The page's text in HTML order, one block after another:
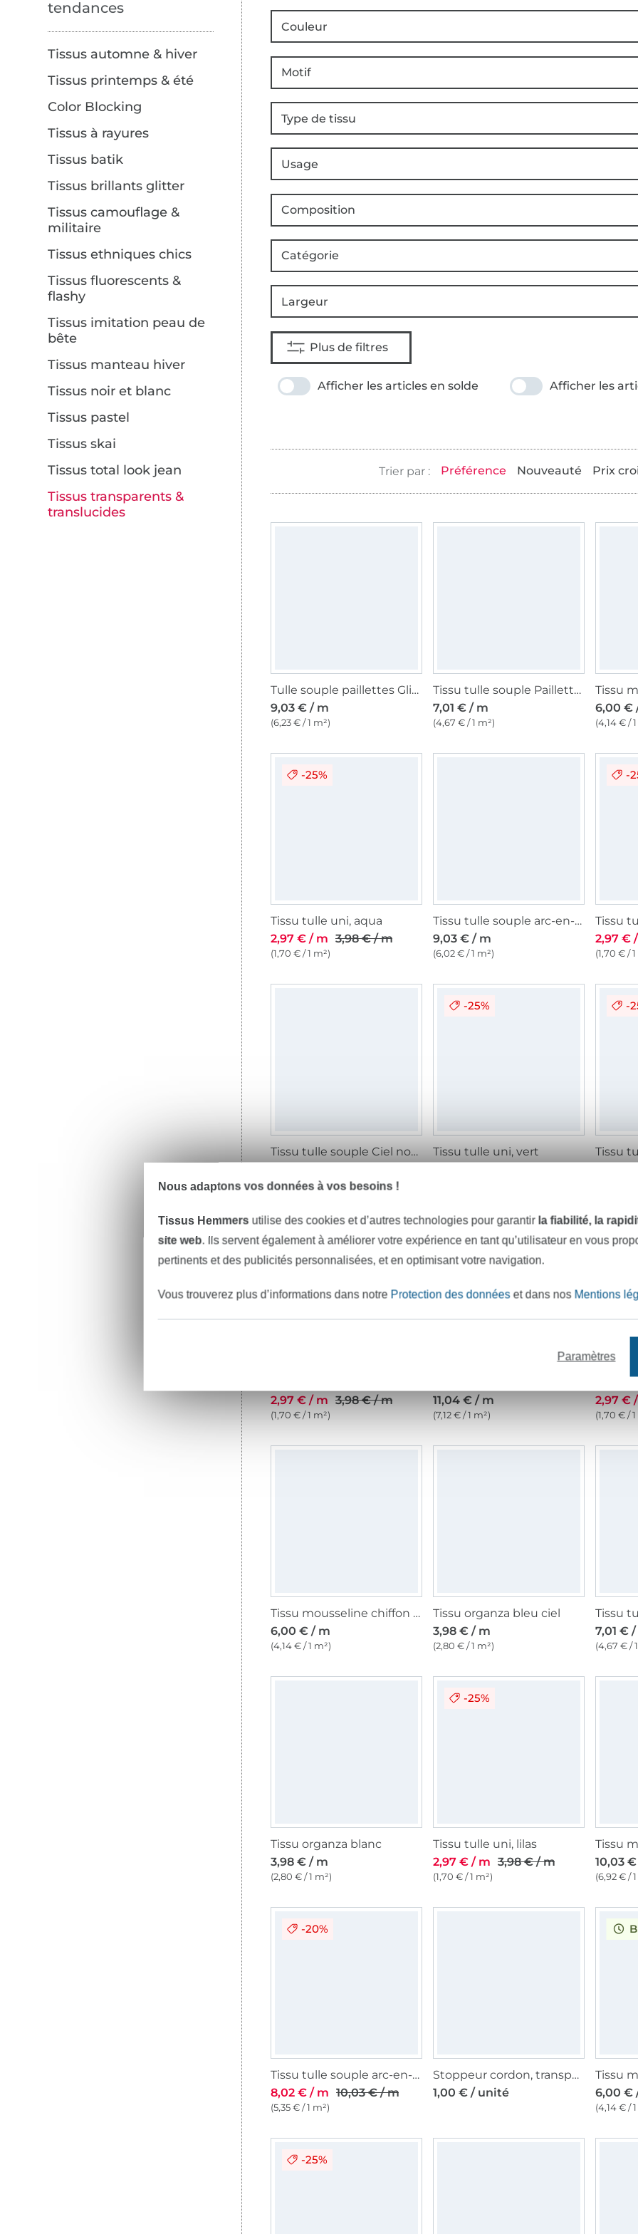
tendances
Tissus automne & hiver
Tissus printemps & été
Color Blocking
Tissus à rayures
Tissus batik
Tissus brillants glitter
Tissus camouflage &
militaire
Tissus ethniques chics
Tissus fluorescents &
flashy
Tissus imitation peau de
bête
Tissus manteau hiver
Tissus noir et blanc
Tissus pastel
Tissus skai
Tissus total look jean
Tissus transparents &
translucides
Couleur
Motif
Type de tissu
Usage
Composition
Catégorie
Largeur
Plus de filtres
Afficher les articles en solde Afficher les
Préférence Nouveauté Prix
Tulle souple paillettes Glitter Pastel Rainbow, multicolore
9,03 € / m
(6,23 € / 1 m²)
Tissu tulle souple Paillettes brillantes, rose
7,01 € / m
(4,67 € / 1 m²)
6,00 €
(4,14 € /
-25%
Tissu tulle uni, aqua
2,97 € / m 3,98 € / m
(1,70 € / 1 m²)
Tissu tulle souple arc-en-ciel Rainbow, lilas
9,03 € / m
(6,02 € / 1 m²)
-
Tissu
2,97 €
(1,70 € /
Tissu tulle souple Ciel nocturne, multicolore
(7,36 € / 1 m²)
-25%
Tissu tulle uni, vert
-
Tissu
-25%
2,97 € / m 3,98 € / m
(1,70 € / 1 m²)
11,04 € / m
(7,12 € / 1 m²)
-
2,97 €
(1,70 € /
Tissu mousseline chiffon uni, blanc cassé
6,00 € / m
(4,14 € / 1 m²)
Tissu organza bleu ciel
3,98 € / m
(2,80 € / 1 m²)
7,01 €
(4,67 € /
Tissu organza blanc
3,98 € / m
(2,80 € / 1 m²)
-25%
Tissu tulle uni, lilas
2,97 € / m 3,98 € / m
(1,70 € / 1 m²)
10,03
(6,92 € /
-20%
Tissu tulle souple arc-en-ciel Rainbow Stripes, multicolore
8,02 € / m 10,03 € / m
(5,35 € / 1 m²)
Stoppeur cordon, transparent 15 mm
1,00 € / unité
6,00 €
(4,14 € /
-25%
Nous adaptons vos données à vos besoins !
Tissus Hemmers utilise des cookies et d’autres technologies pour garantir la fiabilité, la
site web. Ils servent également à améliorer votre expérience en tant qu’utilisateur en vous
pertinents et des publicités personnalisées, et en optimisant votre navigation.
Vous trouverez plus d’informations dans notre Protection des donnéeset dans nos Mentions
Paramètres